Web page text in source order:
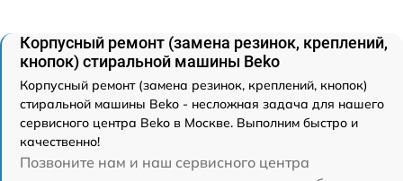
Корпусный ремонт (замена резинок, креплений,
кнопок) стиральной машины Beko
Корпусный ремонт (замена резинок, креплений, кнопок)
стиральной машины Beko - несложная задача для нашего
сервисного центра Beko в Москве. Выполним быстро и
качественно!
Позвоните нам и наш сервисного центра